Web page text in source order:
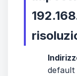
default